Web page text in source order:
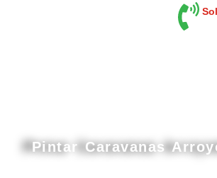
Pintar Caravanas